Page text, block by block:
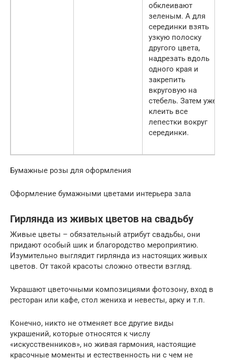
обклеивают
зеленым. А для
серединки взять
узкую полоску
другого цвета,
надрезать вдоль
одного края и
закрепить
вкруговую на
стебель. Затем уже
клеить все
лепестки вокруг
серединки.
Бумажные розы для оформления
Оформление бумажными цветами интерьера зала
Гирлянда из живых цветов на свадьбу
Живые цветы – обязательный атрибут свадьбы, они
придают особый шик и благородство мероприятию.
Изумительно выглядит гирлянда из настоящих живых
цветов. От такой красоты сложно отвести взгляд.
Украшают цветочными композициями фотозону, вход в
ресторан или кафе, стол жениха и невесты, арку и т.п.
Конечно, никто не отменяет все другие виды
украшений, которые относятся к числу
«искусственников», но живая гармония, настоящие
красочные моменты и естественность ни с чем не